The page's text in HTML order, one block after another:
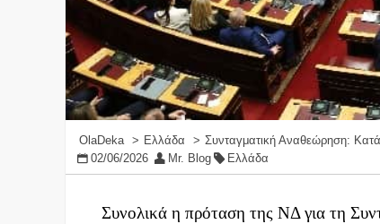
OlaDeka Ελλάδα
Συνταγματική Αναθεώρηση:
02/06/2026
Mr. Blog Ελλάδα
Συνολικά η πρόταση της ΝΔ για τη